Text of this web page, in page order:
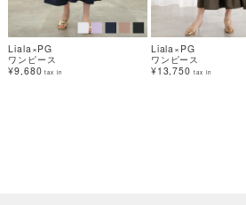
Liala×PG
ワンピース
¥9,680 tax in
Liala×PG
ワンピース
¥13,750 tax in